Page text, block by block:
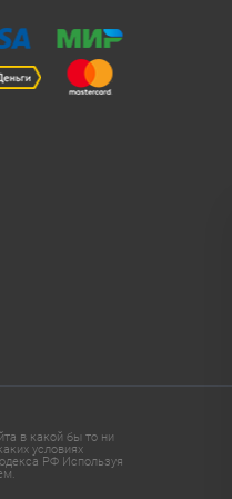
в какой бы то ни
условиях
РФ Используя